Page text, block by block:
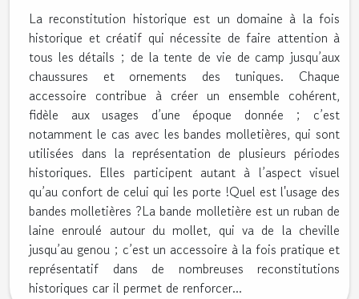
La reconstitution historique est un domaine à la fois
historique et créatif qui nécessite de faire attention à
tous les détails ; de la tente de vie de camp jusqu’aux
chaussures et ornements des tuniques. Chaque
accessoire contribue à créer un ensemble cohérent,
fidèle aux usages d’une époque donnée ; c’est
notamment le cas avec les bandes molletières, qui sont
utilisées dans la représentation de plusieurs périodes
historiques. Elles participent autant à l’aspect visuel
qu’au confort de celui qui les porte !Quel est l'usage des
bandes molletières ?La bande molletière est un ruban de
laine enroulé autour du mollet, qui va de la cheville
jusqu’au genou ; c’est un accessoire à la fois pratique et
représentatif dans de nombreuses reconstitutions
historiques car il permet de renforcer...